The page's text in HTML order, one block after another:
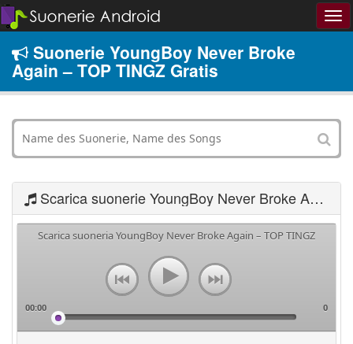
Suonerie YoungBoy Never Broke
Again – TOP TINGZ Gratis
Scarica suonerie YoungBoy Never Broke Again – TOP TINGZ
Scarica suoneria YoungBoy Never Broke Again – TOP TINGZ
00:00 0